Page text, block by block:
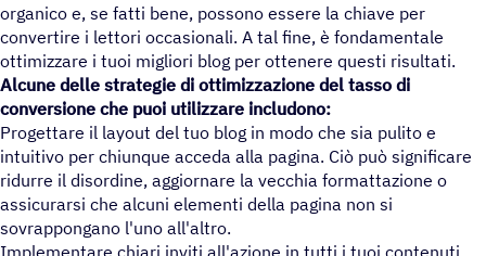
organico e, se fatti bene, possono essere la chiave per
convertire i lettori occasionali. A tal fine, è fondamentale
ottimizzare i tuoi migliori blog per ottenere questi risultati.
Alcune delle strategie di ottimizzazione del tasso di
conversione che puoi utilizzare includono:
Progettare il layout del tuo blog in modo che sia pulito e
intuitivo per chiunque acceda alla pagina. Ciò può significare
ridurre il disordine, aggiornare la vecchia formattazione o
assicurarsi che alcuni elementi della pagina non si
sovrappongano l'uno all'altro.